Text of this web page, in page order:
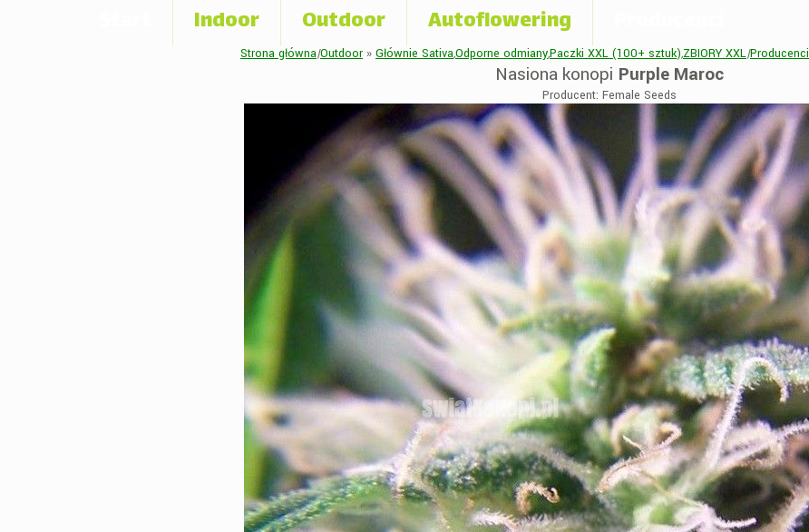
Autoflowering
Outdoor
Indoor
Strona główna|Outdoor » Głównie Sativa,Odporne odmiany,Paczki XXL (100+ sztuk),ZBIORY XXL|Producenci
Nasiona konopi Purple Maroc
Producent: Female Seeds